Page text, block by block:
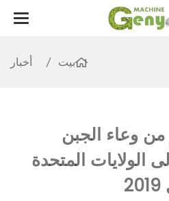
بيت أخبار
2000 لتر من وعاء الجبن
الولايات المتحدة